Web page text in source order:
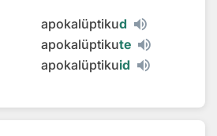
apokalüptikud
apokalüptikute
apokalüptikuid